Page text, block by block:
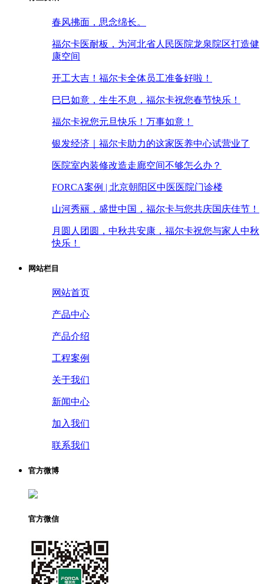
春风拂面，思念绵长。
福尔卡医耐板，为河北省人民医院龙泉院区打造健
康空间
开工大吉！福尔卡全体员工准备好啦！
巳巳如意，生生不息，福尔卡祝您春节快乐！
福尔卡祝您元旦快乐！万事如意！
银发经济｜福尔卡助力的这家医养中心试营业了
医院室内装修改造走廊空间不够怎么办？
FORCA案例 | 北京朝阳区中医医院门诊楼
山河秀丽，盛世中国，福尔卡与您共庆国庆佳节！
月圆人团圆，中秋共安康，福尔卡祝您与家人中秋
快乐！
网站栏目
网站首页
产品中心
产品介绍
工程案例
关于我们
新闻中心
加入我们
联系我们
官方微博
官方微信